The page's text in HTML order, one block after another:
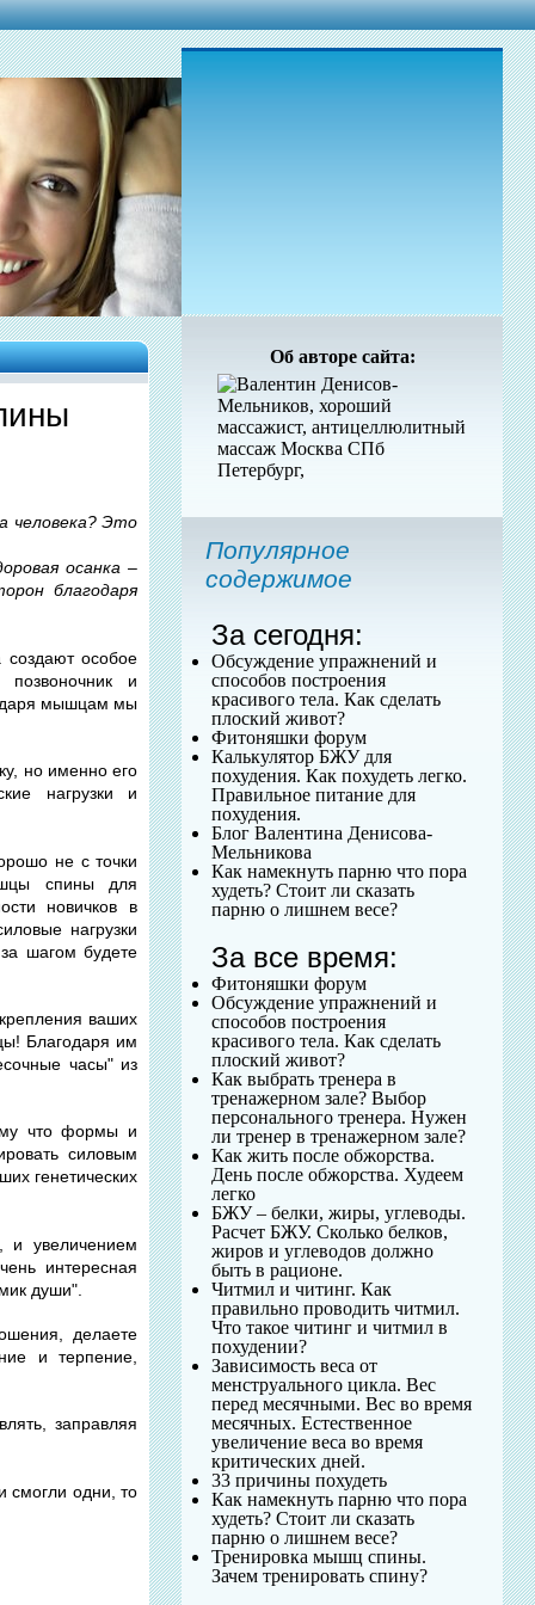
человека? Это
осанка –
благодаря
особое
и
мышцам мы
но именно его
нагрузки и
не с точки
спины для
новичков в
нагрузки
шагом будете
ваших
Благодаря им
часы" из
что формы и
силовым
генетических
и увеличением
интересная
души".
делаете
и терпение,
заправляя
смогли одни, то
Об авторе сайта:
Популярное
содержимое
За сегодня:
Обсуждение упражнений и
способов построения
красивого тела. Как сделать
плоский живот?
Фитоняшки форум
Калькулятор БЖУ для
похудения. Как похудеть легко.
Правильное питание для
похудения.
Блог Валентина Денисова-
Мельникова
Как намекнуть парню что пора
худеть? Стоит ли сказать
парню о лишнем весе?
За все время:
Фитоняшки форум
Обсуждение упражнений и
способов построения
красивого тела. Как сделать
плоский живот?
Как выбрать тренера в
тренажерном зале? Выбор
персонального тренера. Нужен
ли тренер в тренажерном зале?
Как жить после обжорства.
День после обжорства. Худеем
легко
БЖУ – белки, жиры, углеводы.
Расчет БЖУ. Сколько белков,
жиров и углеводов должно
быть в рационе.
Читмил и читинг. Как
правильно проводить читмил.
Что такое читинг и читмил в
похудении?
Зависимость веса от
менструального цикла. Вес
перед месячными. Вес во время
месячных. Естественное
увеличение веса во время
критических дней.
33 причины похудеть
Как намекнуть парню что пора
худеть? Стоит ли сказать
парню о лишнем весе?
Тренировка мышц спины.
Зачем тренировать спину?